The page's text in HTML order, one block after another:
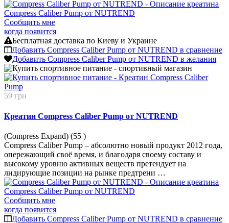
Сообщить мне
когда появится
Бесплатная доставка по Киеву и Украине
Добавить Compress Caliber Pump от NUTREND в сравнение
Добавить Compress Caliber Pump от NUTREND в желания
59 грн
Креатин Compress Caliber Pump от NUTREND
(Compress Expand) (55 )
Compress Caliber Pump – абсолютно новый продукт 2012 года,
опережающий своё время, и благодаря своему составу и
высокому уровню активных веществ претендует на
лидирующие позиции на рынке предтрени …
Сообщить мне
когда появится
Добавить Compress Caliber Pump от NUTREND в сравнение